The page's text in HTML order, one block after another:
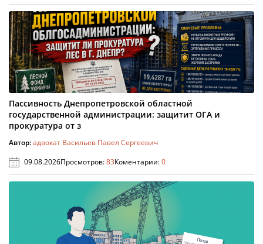
Пассивность Днепропетровской областной
государственной администрации: защитит ОГА и
прокуратура от з
Автор:адвокат Васильев Павел Сергеевич
09.08.2026Просмотров:83Коментарии:0